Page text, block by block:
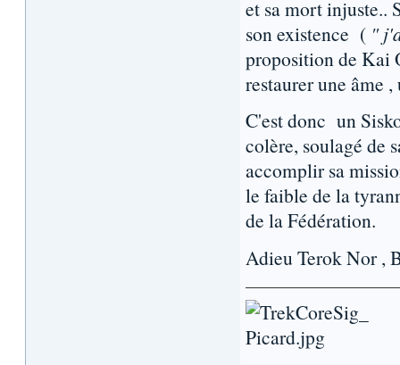
et sa mort injuste..
son existence ( "
proposition de Kai
restaurer une âme ,
C'est donc un
colère, soulagé de
accomplir sa
le faible de la
de la Fédération.
Adieu Terok Nor ,